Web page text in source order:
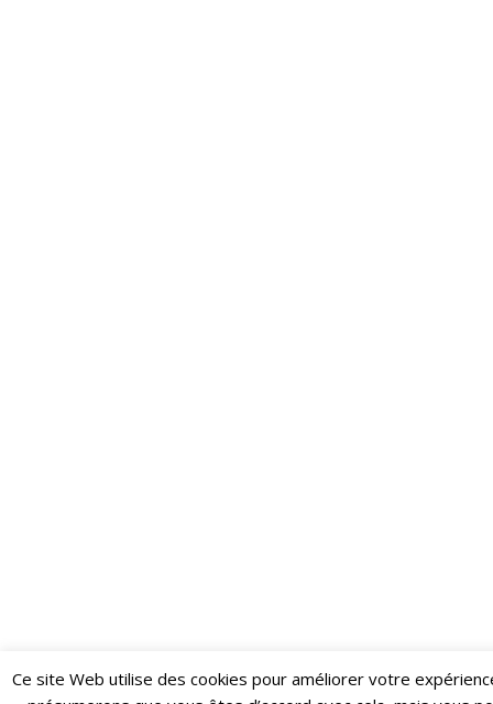
Restez informé·e des dernières actualités du Poing !
Ce site Web utilise des cookies pour améliorer votre